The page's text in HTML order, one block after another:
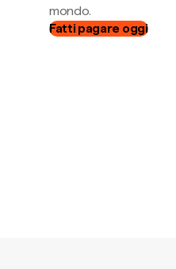
mondo.
Fatti pagare oggi